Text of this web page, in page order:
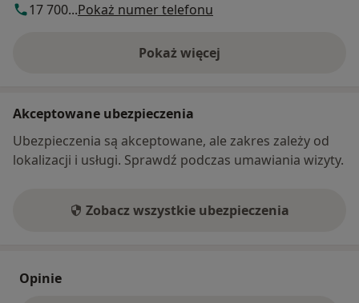
17 700...Pokaż numer telefonu
Pokaż więcej
o adresie
Akceptowane ubezpieczenia
Ubezpieczenia są akceptowane, ale zakres zależy od
lokalizacji i usługi. Sprawdź podczas umawiania wizyty.
Zobacz wszystkie ubezpieczenia
Opinie